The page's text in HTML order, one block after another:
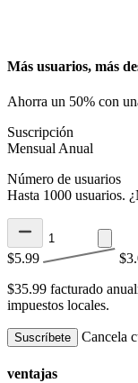
Más usuarios, más
Ahorra un 50% con
Suscripción
Mensual Anual
Número de usuarios
Hasta 1000 usuarios.
$5.99
$35.99 facturado
impuestos locales.
Suscríbete Cancela
ventajas